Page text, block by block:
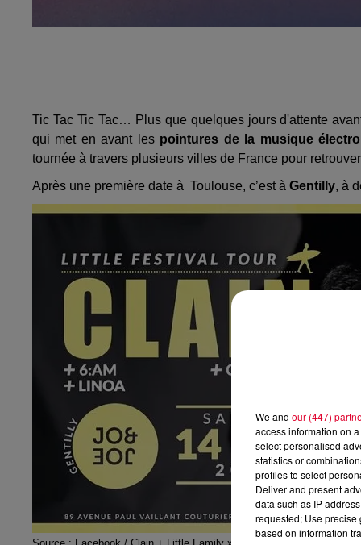
Tic Tac Tic Tac… Plus que quelques jours d'attente
qui met en avant les pointures de la musique électro
tournée à travers plusieurs villes de France pour
Après une première date à Toulouse, c’est à Gentilly, à
Source : Facebook / Clain + Little Family x Little Festival Tour
We and our (447)
access information on
select personalised
statistics or
profiles to select
Deliver and present
data such as IP
requested; Use precise
based on information